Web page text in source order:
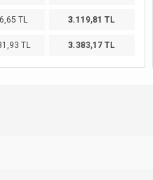
TL 3.119,81 TL
TL 3.383,17 TL